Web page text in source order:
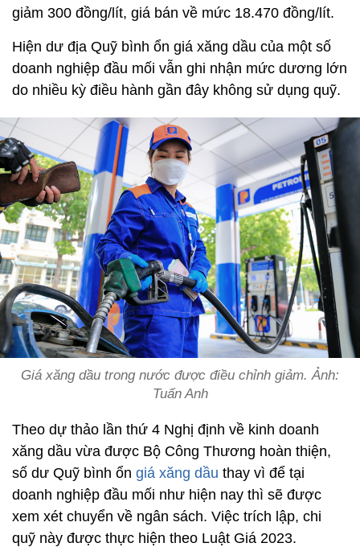
giảm 300 đồng/lít, giá bán về mức 18.470 đồng/lít.
Hiện dư địa Quỹ bình ổn giá xăng dầu của một số
doanh nghiệp đầu mối vẫn ghi nhận mức dương lớn
do nhiều kỳ điều hành gần đây không sử dụng quỹ.
Giá xăng dầu trong nước được điều chỉnh giảm. Ảnh:
Tuấn Anh
Theo dự thảo lần thứ 4 Nghị định về kinh doanh
xăng dầu vừa được Bộ Công Thương hoàn thiện,
số dư Quỹ bình ổn giá xăng dầu thay vì để tại
doanh nghiệp đầu mối như hiện nay thì sẽ được
xem xét chuyển về ngân sách. Việc trích lập, chi
quỹ này được thực hiện theo Luật Giá 2023.